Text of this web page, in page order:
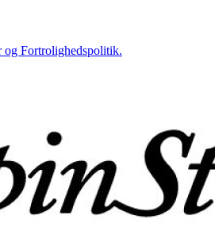
og Fortrolighedspolitik.